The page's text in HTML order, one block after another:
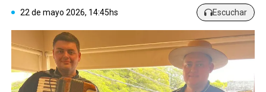
22 de mayo 2026, 14:45hs Escuchar